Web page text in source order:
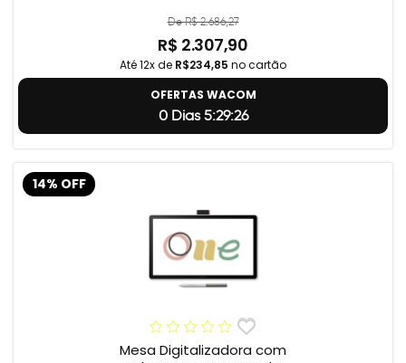
De R$ 2.686,27
R$ 2.307,90
Até 12x de R$234,85 no cartão
OFERTAS WACOM
0 Dias 5:29:24
14% OFF
Mesa Digitalizadora com